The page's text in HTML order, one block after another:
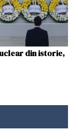
din istorie,